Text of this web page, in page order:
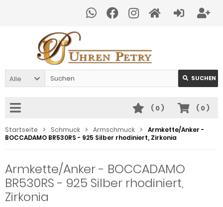
Alle SUCHEN
( 0)
( 0)
Startseite Schmuck Armschmuck
Armkette/Anker -
BOCCADAMO BR530RS - 925 Silber rhodiniert, Zirkonia
Armkette/Anker - BOCCADAMO
BR530RS - 925 Silber rhodiniert,
Zirkonia